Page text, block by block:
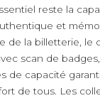
reste la
et
de la billetterie, le
scan de
de capacité
de tous. Les